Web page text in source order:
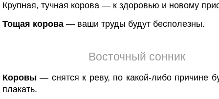
Крупная, тучная корова — к здоровью и новому
Тощая корова — ваши труды будут бесполезны.
Восточный сонник
Коровы — снятся к реву, по какой-либо причине
плакать.